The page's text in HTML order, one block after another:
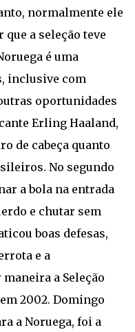
normalmente ele
que a seleção teve
é uma
inclusive com
oportunidades
Erling Haaland,
de cabeça quanto
No segundo
a bola na entrada
e chutar sem
boas defesas,
e a
a Seleção
2002. Domingo
a Noruega, foi a